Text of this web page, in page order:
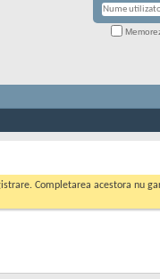
Completarea acestora nu